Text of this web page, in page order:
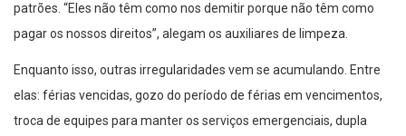
patrões. “Eles não têm como nos demitir porque não têm como
pagar os nossos direitos”, alegam os auxiliares de limpeza.
Enquanto isso, outras irregularidades vem se acumulando. Entre
elas: férias vencidas, gozo do período de férias em vencimentos,
troca de equipes para manter os serviços emergenciais, dupla